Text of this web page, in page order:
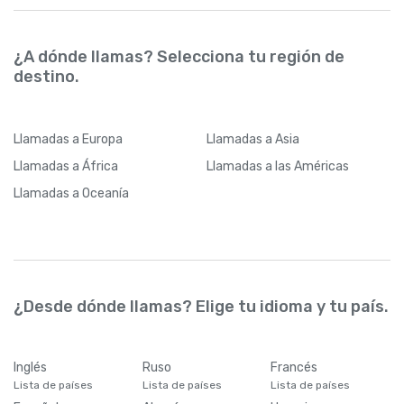
¿A dónde llamas? Selecciona tu región de
destino.
Llamadas a Europa Llamadas a Asia
Llamadas a África Llamadas a las Américas
Llamadas a Oceanía
¿Desde dónde llamas? Elige tu idioma y tu país.
Inglés
Lista de países
Ruso
Lista de países
Francés
Lista de países